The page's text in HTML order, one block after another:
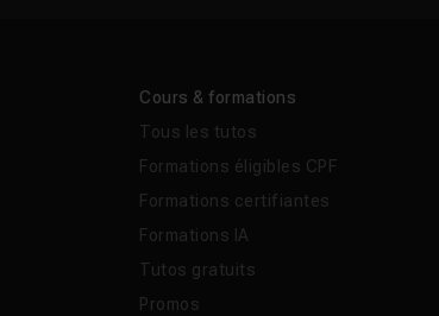
Cours & formations
Tous les tutos
Formations éligibles CPF
Formations certifiantes
Formations IA
Tutos gratuits
Promos